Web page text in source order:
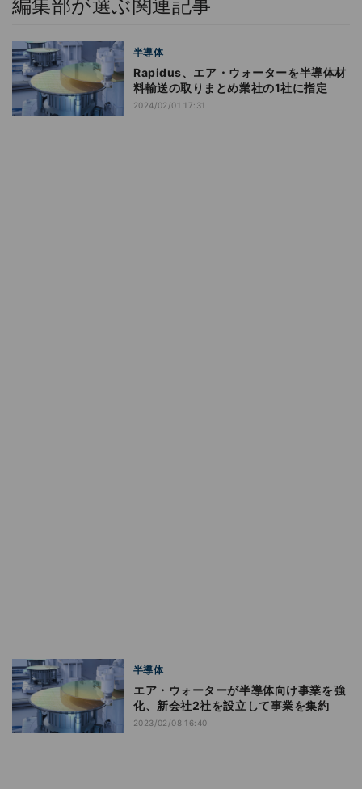
編集部が選ぶ関連記事
半導体
Rapidus、エア・ウォーターを半導体材
料輸送の取りまとめ業社の1社に指定
2024/02/01 17:31
半導体
エア・ウォーターが半導体向け事業を強
化、新会社2社を設立して事業を集約
2023/02/08 16:40